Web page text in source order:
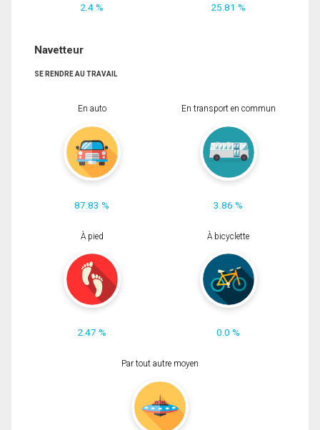
2.4 % 25.81 %
Navetteur
SE RENDRE AU TRAVAIL
En auto
87.83 %
En transport en commun
3.86 %
À pied
2.47 %
À bicyclette
0.0 %
Par tout autre moyen